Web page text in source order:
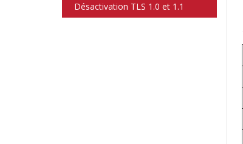
Désactivation TLS 1.0 et 1.1